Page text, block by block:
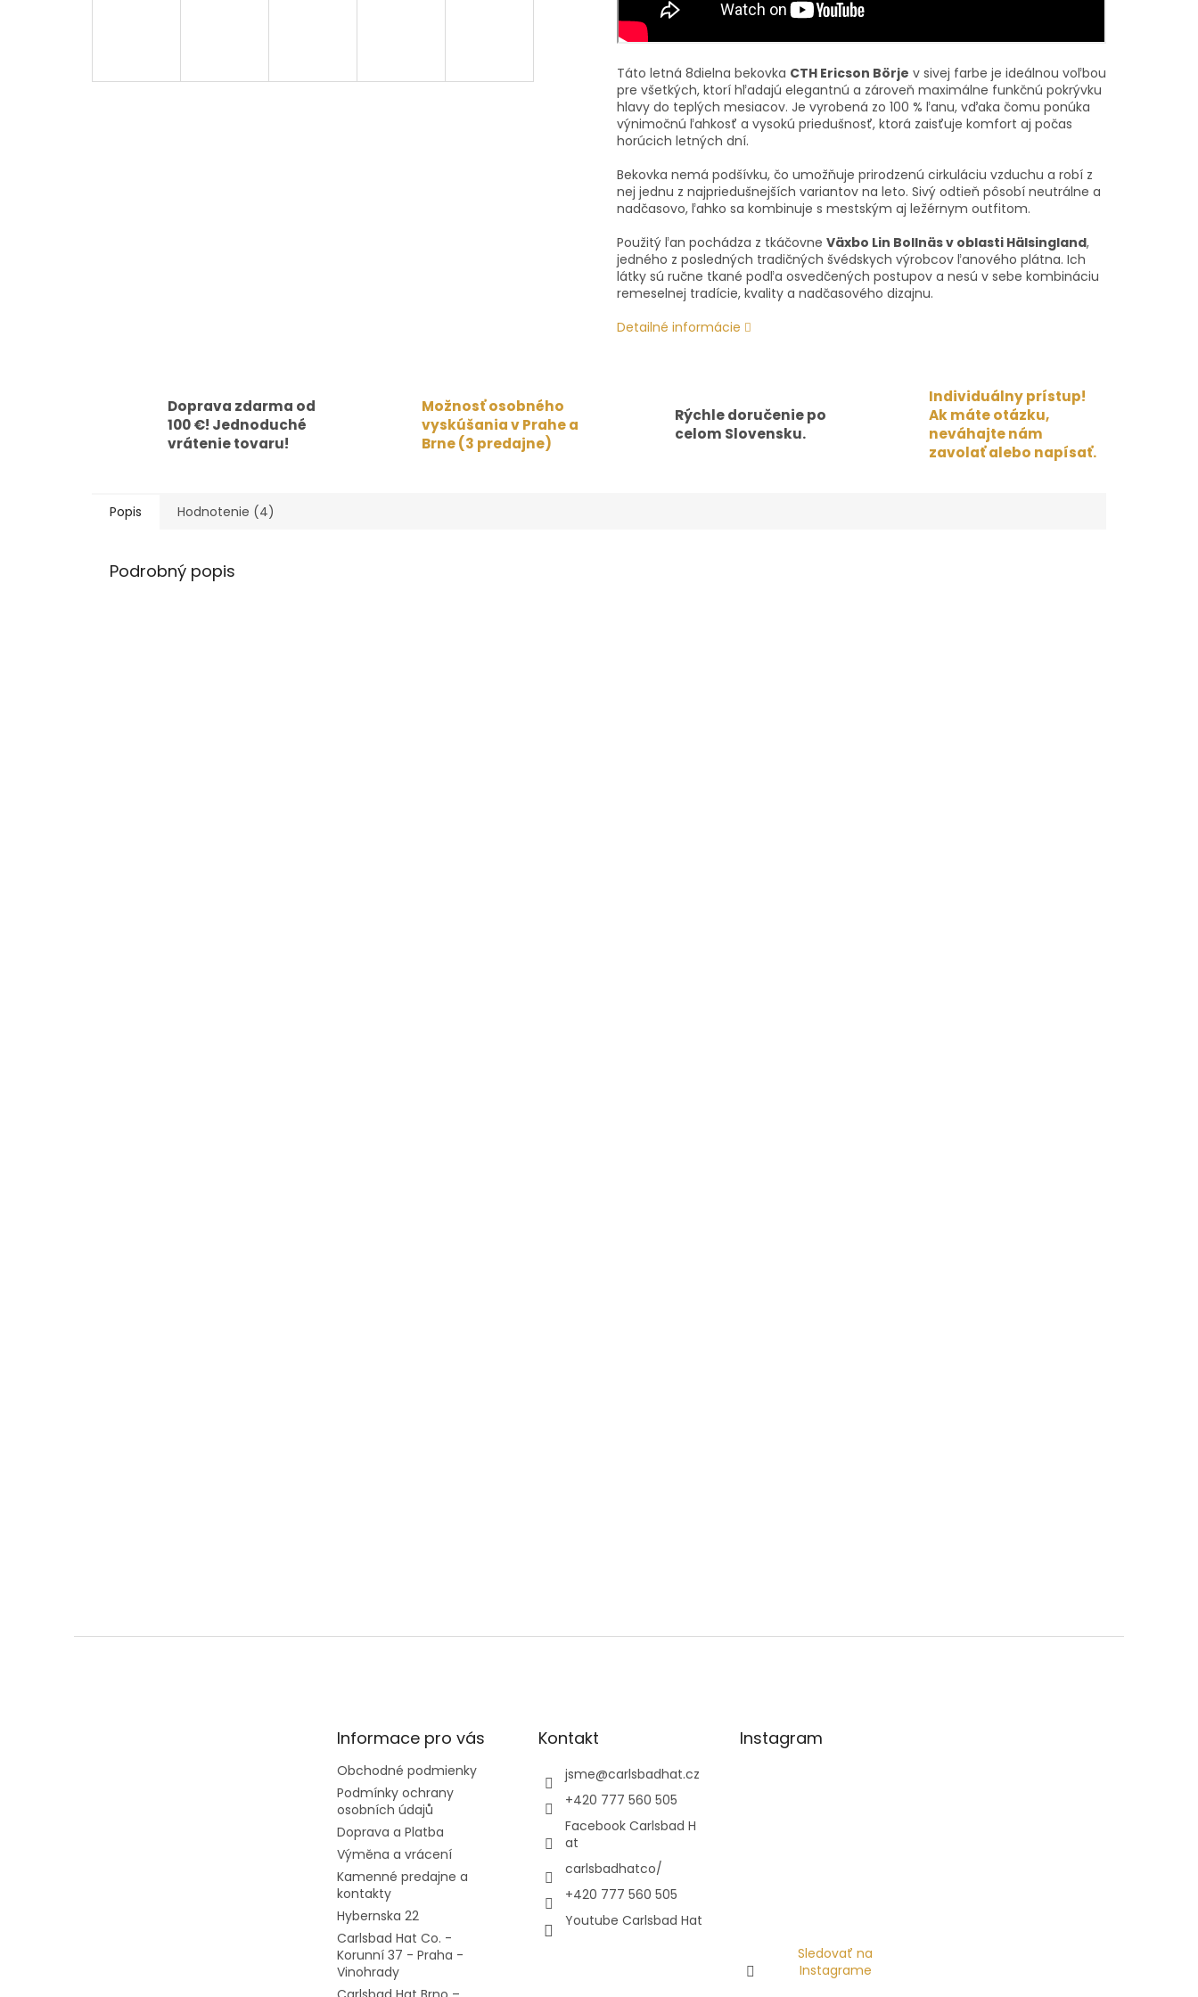
Táto letná 8dielna bekovka CTH Ericson Börje v sivej farbe je ideálnou voľbou
pre všetkých, ktorí hľadajú elegantnú a zároveň maximálne funkčnú pokrývku
hlavy do teplých mesiacov. Je vyrobená zo 100 % ľanu, vďaka čomu ponúka
výnimočnú ľahkosť a vysokú priedušnosť, ktorá zaisťuje komfort aj počas
horúcich letných dní.
Bekovka nemá podšívku, čo umožňuje prirodzenú cirkuláciu vzduchu a robí z
nej jednu z najpriedušnejších variantov na leto. Sivý odtieň pôsobí neutrálne a
nadčasovo, ľahko sa kombinuje s mestským aj ležérnym outfitom.
Použitý ľan pochádza z tkáčovne Växbo Lin Bollnäs v oblasti Hälsingland,
jedného z posledných tradičných švédskych výrobcov ľanového plátna. Ich
látky sú ručne tkané podľa osvedčených postupov a nesú v sebe kombináciu
remeselnej tradície, kvality a nadčasového dizajnu.
Detailné informácie
Doprava zdarma od
100 €! Jednoduché
vrátenie tovaru!
Možnosť osobného
vyskúšania v Prahe a
Brne (3 predajne)
Rýchle doručenie po
celom Slovensku.
Individuálny prístup!
Ak máte otázku,
neváhajte nám
zavolať alebo napísať.
Popis Hodnotenie (4)
Podrobný popis
Informace pro vás
Obchodné podmienky
Podmínky ochrany
osobních údajů
Doprava a Platba
Výměna a vrácení
Kamenné predajne a
kontakty
Hybernska 22
Carlsbad Hat Co. -
Korunní 37 - Praha -
Vinohrady
Kontakt
jsme@carlsbadhat.cz
+420 777 560 505
Facebook Carlsbad H
at
carlsbadhatco/
+420 777 560 505
Youtube Carlsbad Hat
Instagram
Sledovať na
Instagrame